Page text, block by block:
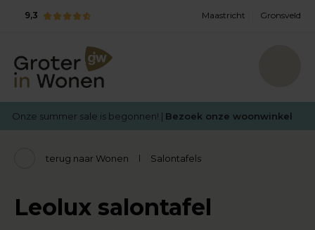
9,3 Maastricht Gronsveld
Onze summer sale is begonnen! | Bezoek onze woonwinkel
terug naar Wonen Salontafels
Leolux salontafel